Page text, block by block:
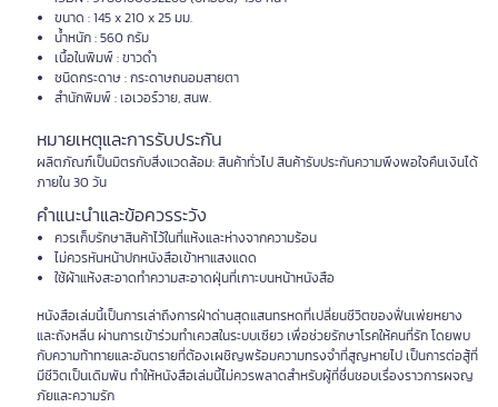
ขนาด : 145 x 210 x 25 มม.
น้ำหนัก : 560 กรัม
เนื้อในพิมพ์ : ขาวดำ
ชนิดกระดาษ : กระดาษถนอมสายตา
สำนักพิมพ์ : เอเวอร์วาย, สนพ.
หมายเหตุและการรับประกัน
ผลิตภัณฑ์เป็นมิตรกับสิ่งแวดล้อม: สินค้าทั่วไป สินค้ารับประกันความพึงพอใจคืนเงินได้
ภายใน 30 วัน
คำแนะนำและข้อควรระวัง
ควรเก็บรักษาสินค้าไว้ในที่แห้งและห่างจากความร้อน
ไม่ควรหันหน้าปกหนังสือเข้าหาแสงแดด
ใช้ผ้าแห้งสะอาดทำความสะอาดฝุ่นที่เกาะบนหน้าหนังสือ
หนังสือเล่มนี้เป็นการเล่าถึงการฝ่าด่านสุดแสนทรหดที่เปลี่ยนชีวิตของฟั่นเพ่ยหยาง
และถังหลิ่น ผ่านการเข้าร่วมทำเควสในระบบเซียว เพื่อช่วยรักษาโรคให้คนที่รัก โดยพบ
กับความท้าทายและอันตรายที่ต้องเผชิญพร้อมความทรงจำที่สูญหายไป เป็นการต่อสู้ที่
มีชีวิตเป็นเดิมพัน ทำให้หนังสือเล่มนี้ไม่ควรพลาดสำหรับผู้ที่ชื่นชอบเรื่องราวการผจญ
ภัยและความรัก